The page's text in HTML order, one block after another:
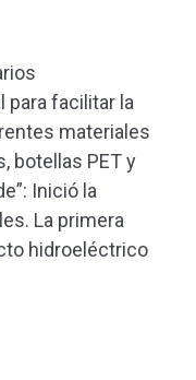
para facilitar la
materiales
botellas PET y
Inició la
La primera
hidroeléctrico